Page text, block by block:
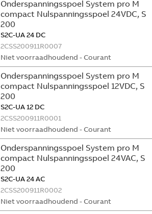
Onderspanningsspoel System pro M
compact Nulspanningsspoel 24VDC, S
200
S2C-UA 24 DC
2CSS200911R0007
Niet voorraadhoudend - Courant
Onderspanningsspoel System pro M
compact Nulspanningsspoel 12VDC, S
200
S2C-UA 12 DC
2CSS200911R0001
Niet voorraadhoudend - Courant
Onderspanningsspoel System pro M
compact Nulspanningsspoel 24VAC, S
200
S2C-UA 24 AC
2CSS200911R0002
Niet voorraadhoudend - Courant